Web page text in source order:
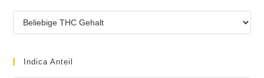
Indica Anteil